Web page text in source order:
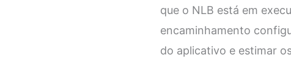
que o NLB está em
encaminhamento
do aplicativo e estimar